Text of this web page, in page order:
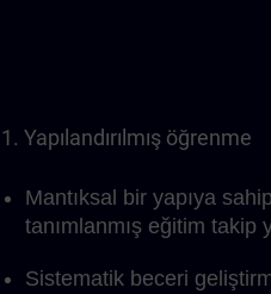
1. Yapılandırılmış öğrenme
Mantıksal bir yapıya
tanımlanmış eğitim takip
Sistematik beceri